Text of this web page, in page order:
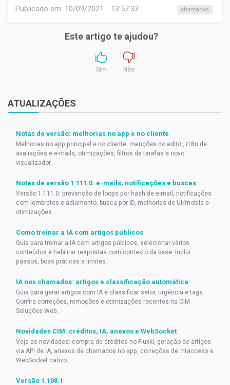
Publicado em: 10/09/2021 - 13:57:33 chamados
Este artigo te ajudou?
Sim Não
ATUALIZAÇÕES
Notas de versão: melhorias no app e no cliente
Melhorias no app principal e no cliente: menções no editor, i18n de
avaliações e e-mails, otimizações, filtros de tarefas e novo
visualizador.
Notas de versão 1.111.0: e-mails, notificações e buscas
Versão 1.111.0: prevenção de loops por hash de e-mail, notificações
com lembretes e adiamento, busca por ID, melhorias de UI/mobile e
otimizações.
Como treinar a IA com artigos públicos
Guia para treinar a IA com artigos públicos, selecionar vários
conteúdos e habilitar respostas com contexto da base. Inclui
passos, boas práticas e limites.
IA nos chamados: artigos e classificação automática
Guia para gerar artigos com IA e classificar setor, urgência e tags.
Confira correções, remoções e otimizações recentes na CIM
Soluções Web.
Novidades CIM: créditos, IA, anexos e WebSocket
Veja as novidades: compra de créditos no Fluxki, geração de artigos
via API de IA, anexos de chamados no app, correções de .htaccess e
WebSocket nativo.
Versão 1.108.1